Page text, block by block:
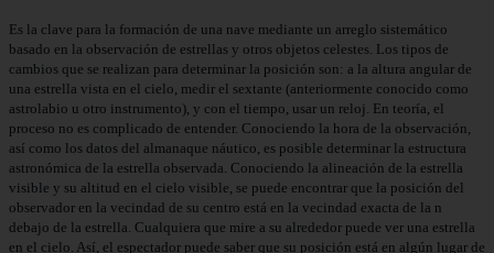
Es la clave para la formación de una nave mediante un arreglo sistemático
basado en la observación de estrellas y otros objetos celestes. Los tipos de
cambios que se realizan para determinar la posición son: a la altura angular de
una estrella vista en el cielo, medir el sextante (anteriormente conocido como
astrolabio u otro instrumento), y con el tiempo, usar un reloj. En teoría, el
proceso no es complicado de entender. Conociendo la hora de la observación,
así como los datos del almanaque náutico, es posible determinar la estructura
astronómica de la estrella observada. Conociendo la alineación de la estrella
visible y su altitud en el cielo visible, se puede encontrar que la posición del
observador en la vecindad de su centro está en la vecindad exacta de la n
debajo de la estrella. Cualquiera que mire a su alrededor puede ver una estrella
en el cielo. Así, el espectador puede saber que su posición está en algún lugar de